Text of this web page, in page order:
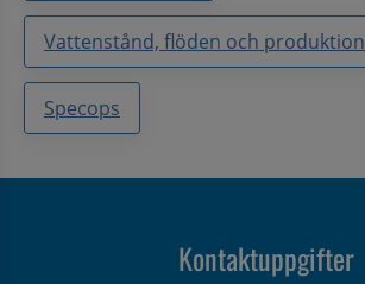
Vattenstånd, flöden och produktion
Specops
Kontaktuppgifter